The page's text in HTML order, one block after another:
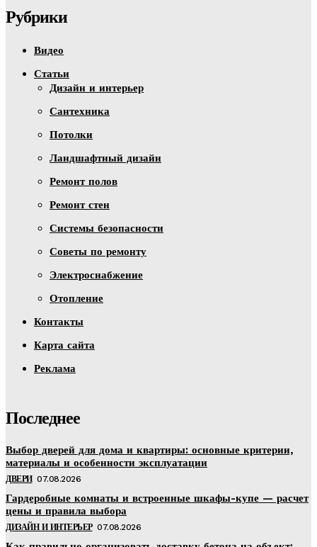
Рубрики
Видео
Статьи
Дизайн и интерьер
Сантехника
Потолки
Ландшафтный дизайн
Ремонт полов
Ремонт стен
Системы безопасности
Советы по ремонту
Электроснабжение
Отопление
Контакты
Карта сайта
Реклама
Последнее
Выбор дверей для дома и квартиры: основные критерии,
материалы и особенности эксплуатации
ДВЕРИ 07.08.2026
Гардеробные комнаты и встроенные шкафы-купе — расчет
цены и правила выбора
ДИЗАЙН И ИНТЕРЬЕР 07.08.2026